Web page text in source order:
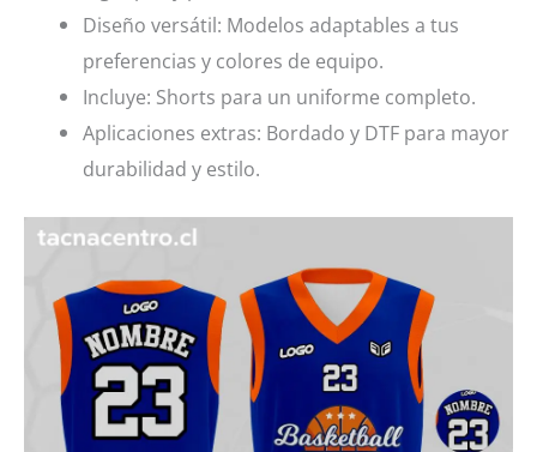
Diseño versátil: Modelos adaptables a tus
preferencias y colores de equipo.
Incluye: Shorts para un uniforme completo.
Aplicaciones extras: Bordado y DTF para mayor
durabilidad y estilo.